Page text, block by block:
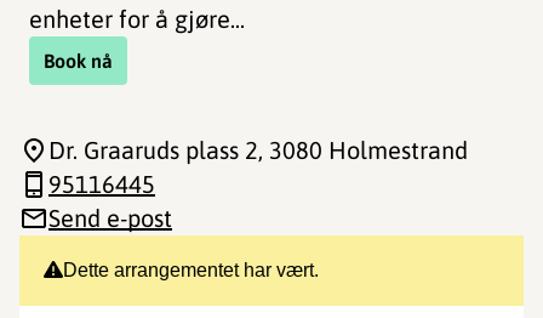
enheter for å gjøre...
Book nå
Dette arrangementet har vært.
Dr. Graaruds plass 2, 3080 Holmestrand
95116445
Send e-post